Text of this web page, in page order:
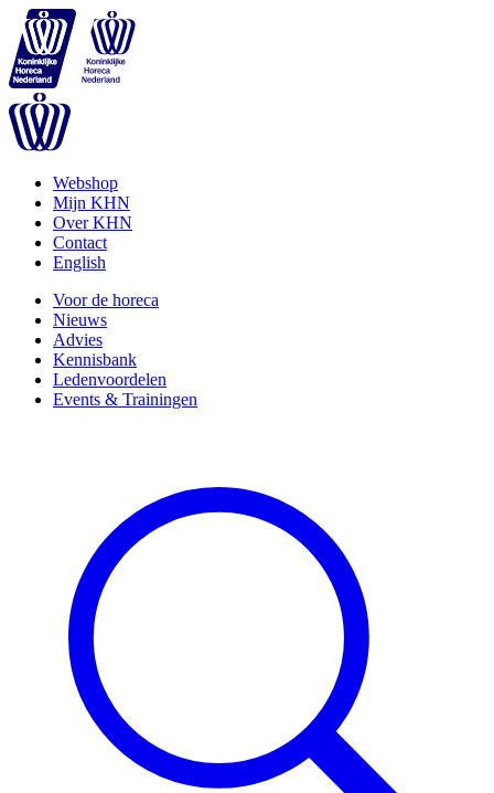
Webshop
Mijn KHN
Over KHN
Contact
English
Voor de horeca
Nieuws
Advies
Kennisbank
Ledenvoordelen
Events & Trainingen